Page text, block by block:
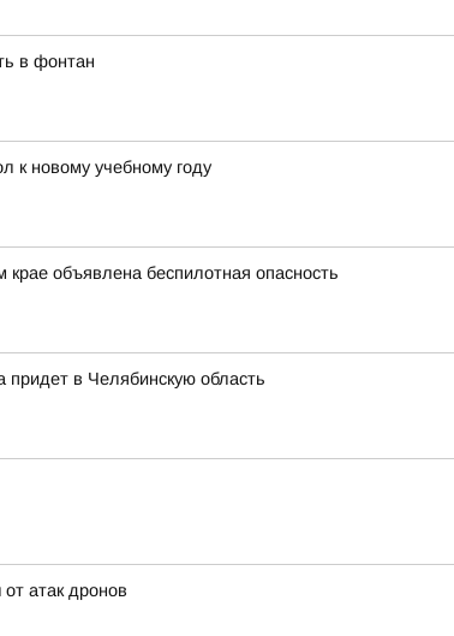
в фонтан
к новому учебному году
объявлена беспилотная опасность
придет в Челябинскую область
атак дронов